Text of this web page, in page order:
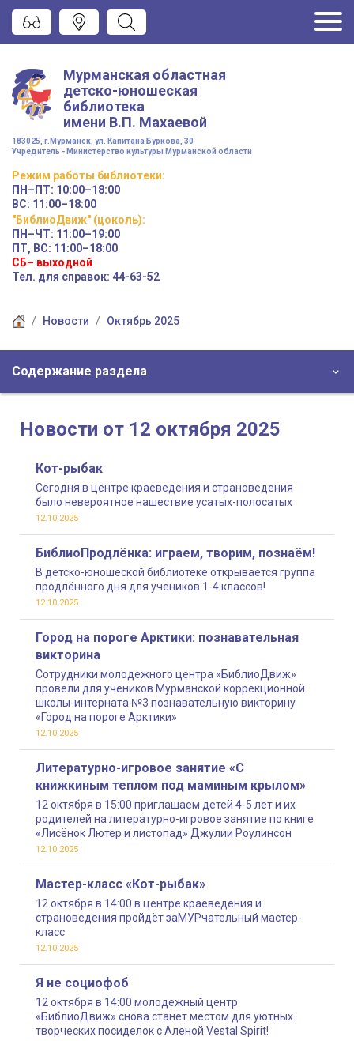
Мурманская областная
детско-юношеская
библиотека
имени В.П. Махаевой
183025, г.Мурманск, ул. Капитана Буркова, 30
Учредитель - Министерство культуры Мурманской области
Режим работы библиотеки:
ПН–ПТ: 10:00–18:00
ВС: 11:00–18:00
"БиблиоДвиж" (цоколь):
ПН–ЧТ: 11:00–19:00
ПТ, ВС: 11:00–18:00
СБ– выходной
Тел. для справок: 44-63-52
Новости Октябрь 2025
Содержание раздела
Новости от 12 октября 2025
Кот-рыбак
Сегодня в центре краеведения и страноведения
было невероятное нашествие усатых-полосатых
12.10.2025
БиблиоПродлёнка: играем, творим, познаём!
В детско-юношеской библиотеке открывается группа
продлённого дня для учеников 1-4 классов!
12.10.2025
Город на пороге Арктики: познавательная
викторина
Сотрудники молодежного центра «БиблиоДвиж»
провели для учеников Мурманской коррекционной
школы-интерната №3 познавательную викторину
«Город на пороге Арктики»
12.10.2025
Литературно-игровое занятие «С
книжкиным теплом под маминым крылом»
12 октября в 15:00 приглашаем детей 4-5 лет и их
родителей на литературно-игровое занятие по книге
«Лисёнок Лютер и листопад» Джулии Роулинсон
12.10.2025
Мастер-класс «Кот-рыбак»
12 октября в 14:00 в центре краеведения и
страноведения пройдёт заМУРчательный мастер-
класс
12.10.2025
Я не социофоб
12 октября в 14:00 молодежный центр
«БиблиоДвиж» снова станет местом для уютных
творческих посиделок с Аленой Vestal Spirit!